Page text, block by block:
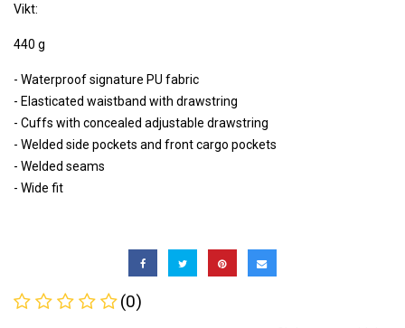
Vikt:
440 g
- Waterproof signature PU fabric
- Elasticated waistband with drawstring
- Cuffs with concealed adjustable drawstring
- Welded side pockets and front cargo pockets
- Welded seams
- Wide fit
(0)